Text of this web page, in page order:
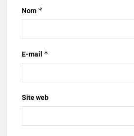
Nom *
E-mail *
Site web